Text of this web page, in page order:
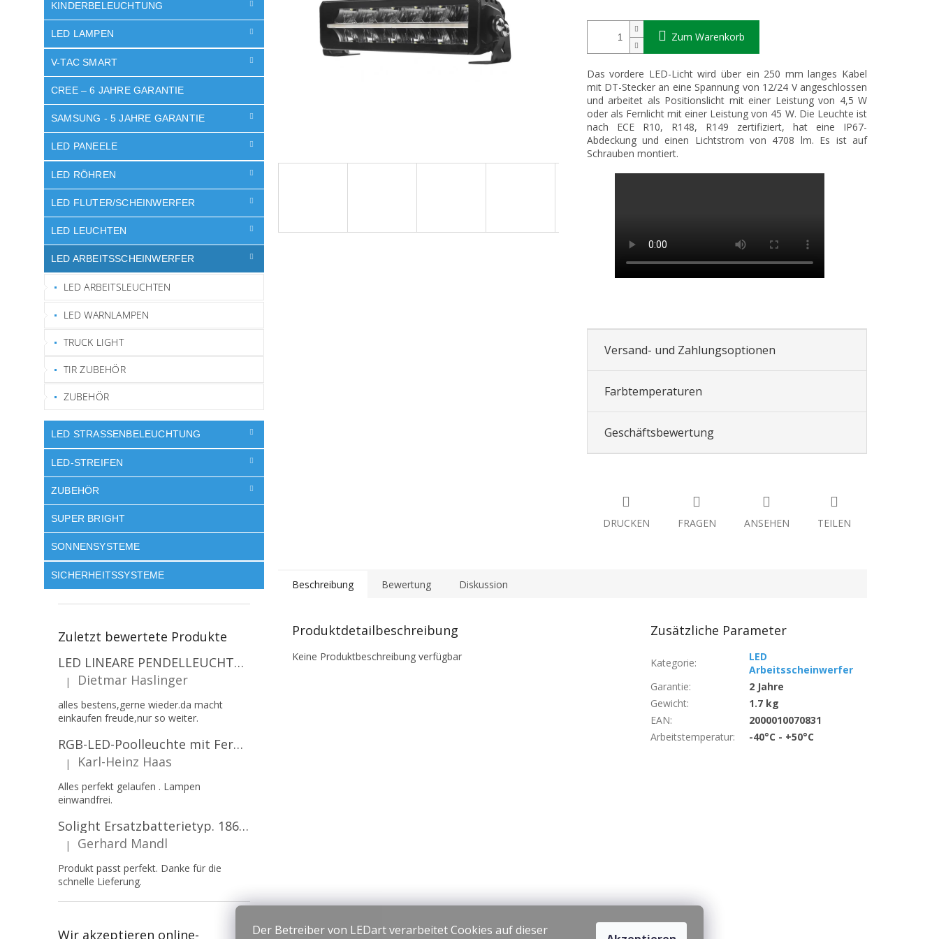
Der Betreiber von LEDart verarbeitet Cookies auf dieser
KINDERBELEUCHTUNG
LED LAMPEN
V-TAC SMART
CREE – 6 JAHRE GARANTIE
SAMSUNG - 5 JAHRE GARANTIE
LED PANEELE
LED RÖHREN
LED FLUTER/SCHEINWERFER
LED LEUCHTEN
LED ARBEITSSCHEINWERFER
LED ARBEITSLEUCHTEN
LED WARNLAMPEN
TRUCK LIGHT
TIR ZUBEHÖR
ZUBEHÖR
LED STRASSENBELEUCHTUNG
LED-STREIFEN
ZUBEHÖR
SUPER BRIGHT
SONNENSYSTEME
SICHERHEITSSYSTEME
Zuletzt bewertete Produkte
LED LINEARE PENDELLEUCHTE EXECULINE 120CM, 30W, 3750LM, 96°, 4000K, IP20, WEISS [207806]
Die Produktbewertung beträgt 5 von 5 Sternen.
| Dietmar Haslinger
alles bestens,gerne wieder.da macht
einkaufen freude,nur so weiter.
RGB-LED-Poolleuchte mit Fernbedienung, 12W, 1260lm, PAR56, 12V, 1+1 gratis!
Die Produktbewertung beträgt 5 von 5 Sternen.
| Karl-Heinz Haas
Alles perfekt gelaufen . Lampen
einwandfrei.
Solight Ersatzbatterietyp. 18650, 3,7 V, Li-Ion, 2200 mAh [WN900]
Die Produktbewertung beträgt 5 von 5 Sternen.
| Gerhard Mandl
Produkt passt perfekt. Danke für die
schnelle Lieferung.
Wir akzeptieren online-
Zum Warenkorb
Das vordere LED-Licht wird über ein 250 mm langes Kabel
mit DT-Stecker an eine Spannung von 12/24 V angeschlossen
und arbeitet als Positionslicht mit einer Leistung von 4,5 W
oder als Fernlicht mit einer Leistung von 45 W. Die Leuchte ist
nach ECE R10, R148, R149 zertifiziert, hat eine IP67-
Abdeckung und einen Lichtstrom von 4708 lm. Es ist auf
Schrauben montiert.
Versand- und Zahlungsoptionen
Farbtemperaturen
Geschäftsbewertung
DRUCKEN FRAGEN ANSEHEN TEILEN
Beschreibung Bewertung Diskussion
Produktdetailbeschreibung
Keine Produktbeschreibung verfügbar
Zusätzliche Parameter
Kategorie:
LED
Arbeitsscheinwerfer
Garantie:
2 Jahre
Gewicht:
1.7 kg
EAN:
2000010070831
Arbeitstemperatur: -40°C - +50°C